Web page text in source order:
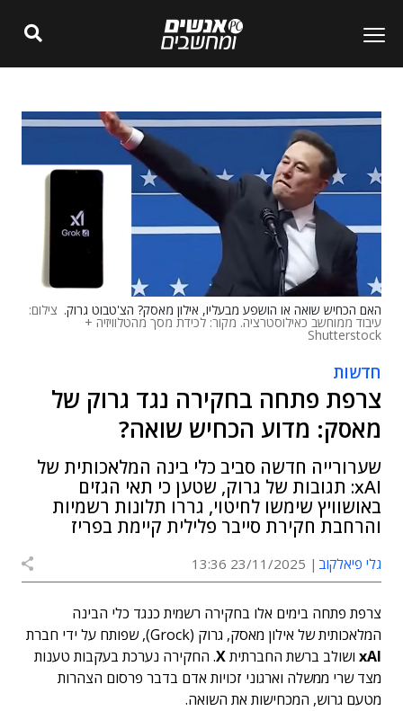
האם הכחיש שואה או הושפע מבעליו, אילון מאסק? הצ'טבוט גרוק. צילום:
עיבוד ממוחשב כאילוסטרציה. מקור: לכידת מסך מהטלוויזיה +
Shutterstock
חדשות
צרפת פתחה בחקירה נגד גרוק של
מאסק: מדוע הכחיש שואה?
שערורייה חדשה סביב כלי בינה המלאכותית של
xAI: תגובות של גרוק, שטען כי תאי הגזים
באושוויץ שימשו לחיטוי, גררו תלונות רשמיות
והרחבת חקירת סייבר פלילית קיימת בפריז
גלי פיאלקוב 23/11/2025 13:36
צרפת פתחה בימים אלו בחקירה רשמית כנגד כלי הבינה
המלאכותית של אילון מאסק, גרוק (Grock), שפותח על ידי חברת
xAI ושולב ברשת החברתיתX. החקירה נערכת בעקבות טענות
מצד שרי ממשלה וארגוני זכויות אדם בדבר פרסום הצהרות
מטעם גרוש, המכחישות את השואה.